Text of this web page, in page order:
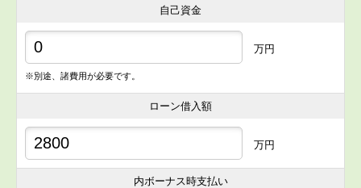
自己資金
万円
※別途、諸費用が必要です。
ローン借入額
万円
内ボーナス時支払い